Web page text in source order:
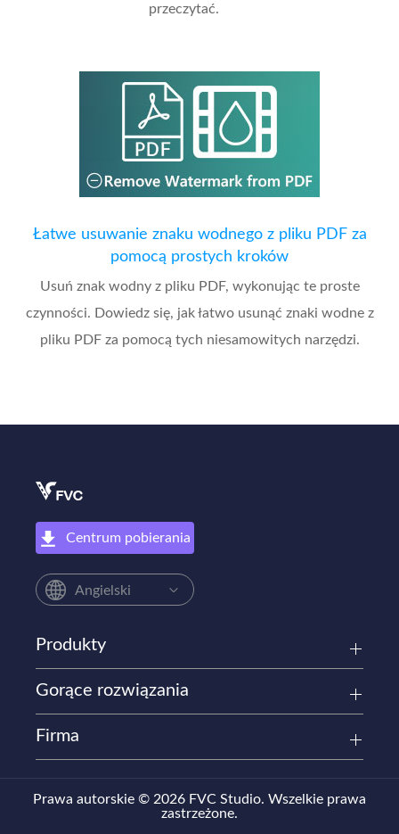
przeczytać.
Łatwe usuwanie znaku wodnego z pliku PDF za
pomocą prostych kroków
Usuń znak wodny z pliku PDF, wykonując te proste
czynności. Dowiedz się, jak łatwo usunąć znaki wodne z
pliku PDF za pomocą tych niesamowitych narzędzi.
Centrum pobierania
Angielski
Produkty
Gorące rozwiązania
Firma
Prawa autorskie © 2026 FVC Studio. Wszelkie prawa
zastrzeżone.